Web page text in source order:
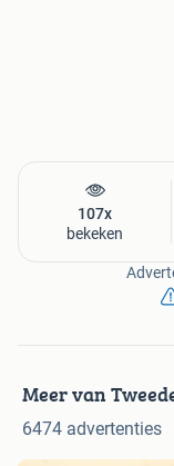
107x
bekeken
Meer van
6474 advertenties